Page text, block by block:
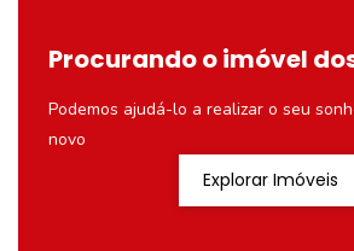
Procurando o imóvel
Podemos ajudá-lo a realizar o seu
novo
Explorar Imóveis